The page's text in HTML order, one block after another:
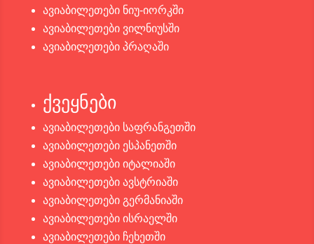
ავიაბილეთები ნიუ-იორკში
ავიაბილეთები ვილნიუსში
ავიაბილეთები პრაღაში
ქვეყნები
ავიაბილეთები საფრანგეთში
ავიაბილეთები ესპანეთში
ავიაბილეთები იტალიაში
ავიაბილეთები ავსტრიაში
ავიაბილეთები გერმანიაში
ავიაბილეთები ისრაელში
ავიაბილეთები ჩეხეთში